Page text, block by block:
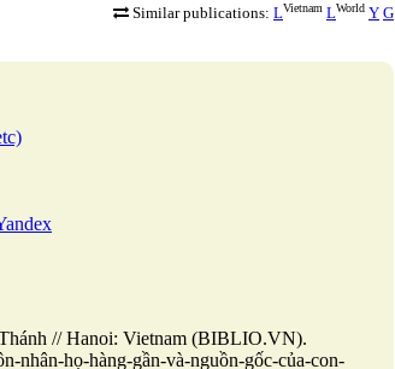
Similar publications: LVietnam LWorld Y G
// Hanoi: Vietnam (BIBLIO.VN).
nhân-họ-hàng-gần-và-nguồn-gốc-của-con-